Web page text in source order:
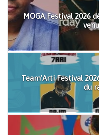
MOGA Festival 2026
Team'Arti Festival
du